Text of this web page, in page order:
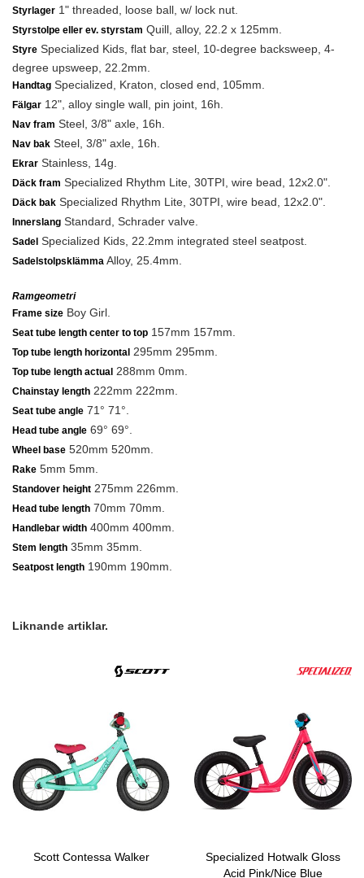
Styrlager 1" threaded, loose ball, w/ lock nut.
Styrstolpe eller ev. styrstam Quill, alloy, 22.2 x 125mm.
Styre Specialized Kids, flat bar, steel, 10-degree backsweep, 4-
degree upsweep, 22.2mm.
Handtag Specialized, Kraton, closed end, 105mm.
Fälgar 12", alloy single wall, pin joint, 16h.
Nav fram Steel, 3/8" axle, 16h.
Nav bak Steel, 3/8" axle, 16h.
Ekrar Stainless, 14g.
Däck fram Specialized Rhythm Lite, 30TPI, wire bead, 12x2.0".
Däck bak Specialized Rhythm Lite, 30TPI, wire bead, 12x2.0".
Innerslang Standard, Schrader valve.
Sadel Specialized Kids, 22.2mm integrated steel seatpost.
Sadelstolpsklämma Alloy, 25.4mm.
Ramgeometri
Frame size Boy Girl.
Seat tube length center to top 157mm 157mm.
Top tube length horizontal 295mm 295mm.
Top tube length actual 288mm 0mm.
Chainstay length 222mm 222mm.
Seat tube angle 71° 71°.
Head tube angle 69° 69°.
Wheel base 520mm 520mm.
Rake 5mm 5mm.
Standover height 275mm 226mm.
Head tube length 70mm 70mm.
Handlebar width 400mm 400mm.
Stem length 35mm 35mm.
Seatpost length 190mm 190mm.
Liknande artiklar.
Scott Contessa Walker
Specialized Hotwalk Gloss
Acid Pink/Nice Blue